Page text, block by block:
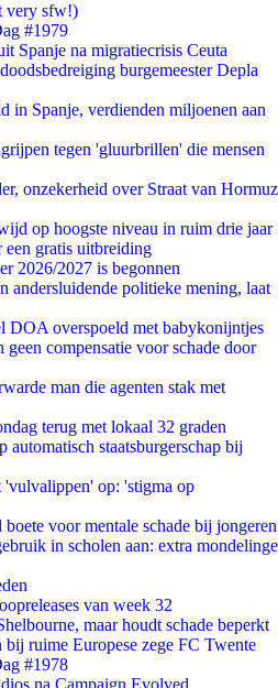
very sfw!)
#1979
Spanje na migratiecrisis Ceuta
burgemeester Depla
in Spanje, verdienden miljoenen aan
tegen 'gluurbrillen' die mensen
onzekerheid over Straat van Hormuz
op hoogste niveau in ruim drie jaar
gratis uitbreiding
2026/2027 is begonnen
andersluidende politieke mening, laat
DOA overspoeld met babykonijntjes
compensatie voor schade door
man die agenten stak met
terug met lokaal 32 graden
staatsburgerschap bij
op: 'stigma op
voor mentale schade bij jongeren
in scholen aan: extra mondelinge
van week 32
maar houdt schade beperkt
ruime Europese zege FC Twente
#1978
na Campaign Evolved